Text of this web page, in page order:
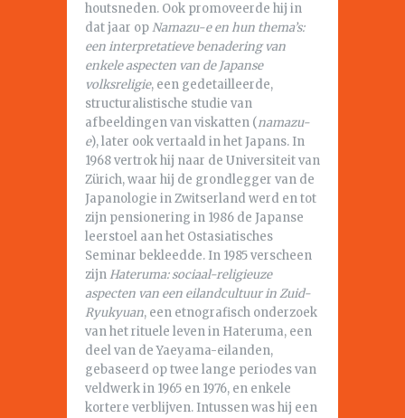
houtsneden. Ook promoveerde hij in
dat jaar opNamazu-e en hun thema’s:
een interpretatieve benadering van
enkele aspecten van de Japanse
volksreligie, een gedetailleerde,
structuralistische studie van
afbeeldingen van viskatten (namazu-
e), later ook vertaald in het Japans. In
1968 vertrok hij naar de Universiteit van
Zürich, waar hij de grondlegger van de
Japanologie in Zwitserland werd en tot
zijn pensionering in 1986 de Japanse
leerstoel aan het Ostasiatisches
Seminar bekleedde. In 1985 verscheen
zijnHateruma: sociaal-religieuze
aspecten van een eilandcultuur in Zuid-
Ryukyuan, een etnografisch onderzoek
van het rituele leven in Hateruma, een
deel van de Yaeyama-eilanden,
gebaseerd op twee lange periodes van
veldwerk in 1965 en 1976, en enkele
kortere verblijven. Intussen was hij een